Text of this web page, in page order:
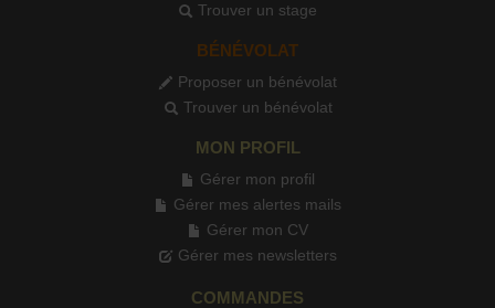
Trouver un stage
BÉNÉVOLAT
Proposer un bénévolat
Trouver un bénévolat
MON PROFIL
Gérer mon profil
Gérer mes alertes mails
Gérer mon CV
Gérer mes newsletters
COMMANDES